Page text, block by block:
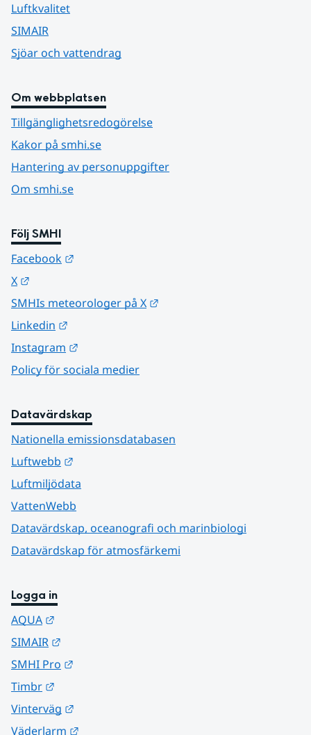
Luftkvalitet
SIMAIR
Sjöar och vattendrag
Om webbplatsen
Tillgänglighetsredogörelse
Kakor på smhi.se
Hantering av personuppgifter
Om smhi.se
Följ SMHI
Facebook
X
SMHIs meteorologer på X
Linkedin
Instagram
Policy för sociala medier
Datavärdskap
Nationella emissionsdatabasen
Luftwebb
Luftmiljödata
VattenWebb
Datavärdskap, oceanografi och marinbiologi
Datavärdskap för atmosfärkemi
Logga in
AQUA
SIMAIR
SMHI Pro
Timbr
Vinterväg
Väderlarm